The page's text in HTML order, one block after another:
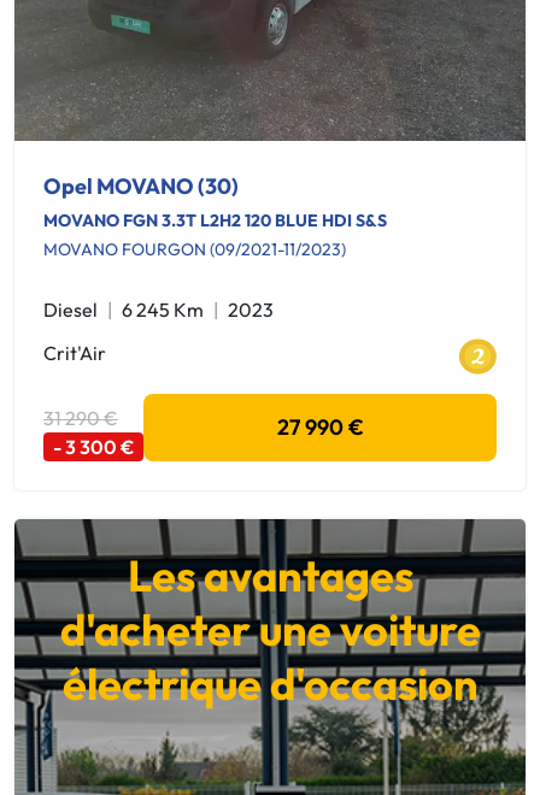
Opel MOVANO (30)
MOVANO FGN 3.3T L2H2 120 BLUE HDI S&S
MOVANO FOURGON (09/2021-11/2023)
Diesel 6 245 Km
2023
Crit'Air
31 290 €
- 3 300 €
27 990 €
Les avantages
d'acheter une voiture
électrique d'occasion